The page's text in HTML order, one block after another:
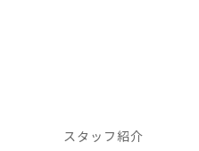
スタッフ紹介